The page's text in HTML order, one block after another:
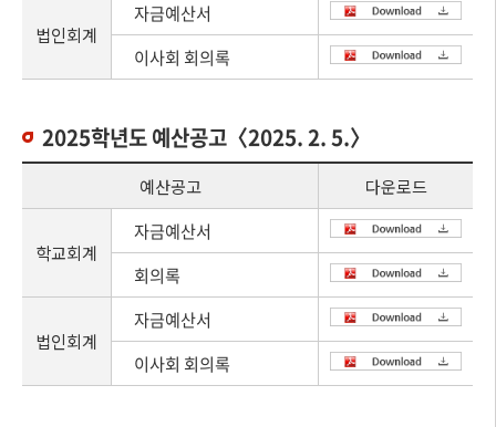
법인회계
자금예산서
이사회 회의록
2025학년도 예산공고〈2025. 2. 5.〉
예산공고 다운로드
학교회계
자금예산서
회의록
법인회계
자금예산서
이사회 회의록